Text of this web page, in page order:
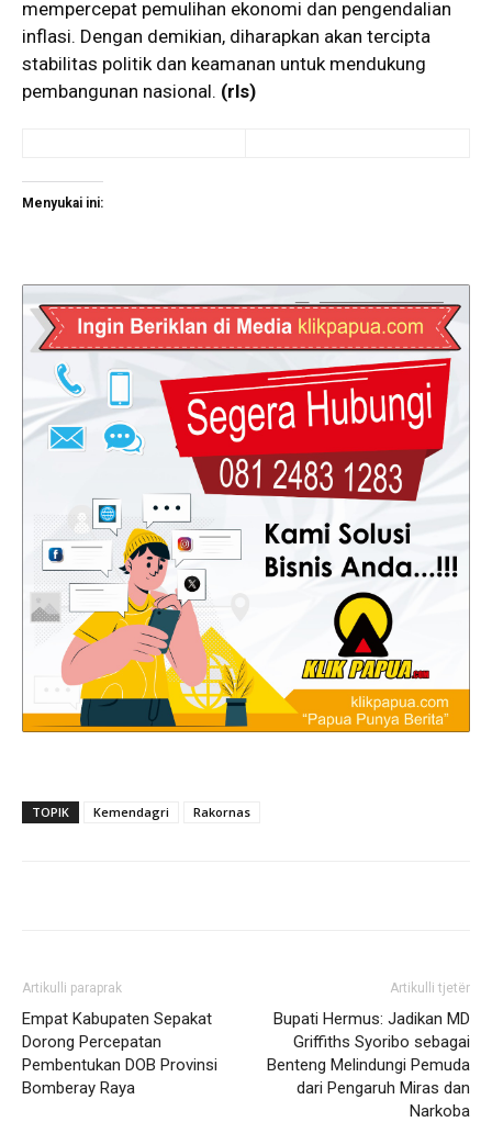
mempercepat pemulihan ekonomi dan pengendalian
inflasi. Dengan demikian, diharapkan akan tercipta
stabilitas politik dan keamanan untuk mendukung
pembangunan nasional. (rls)
Menyukai ini:
TOPIK Kemendagri Rakornas
Artikulli paraprak
Empat Kabupaten Sepakat
Dorong Percepatan
Pembentukan DOB Provinsi
Bomberay Raya
Artikulli tjetër
Bupati Hermus: Jadikan MD
Griffiths Syoribo sebagai
Benteng Melindungi Pemuda
dari Pengaruh Miras dan
Narkoba